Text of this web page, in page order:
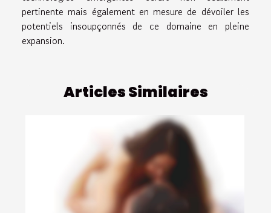
pertinente mais également en mesure de dévoiler les
potentiels insoupçonnés de ce domaine en pleine
expansion.
Articles Similaires